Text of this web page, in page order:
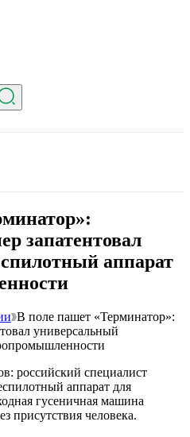
запатентовал
аппарат
В поле пашет «Терминатор»:
универсальный
российский специалист
аппарат для
гусеничная машина
присутствия человека.